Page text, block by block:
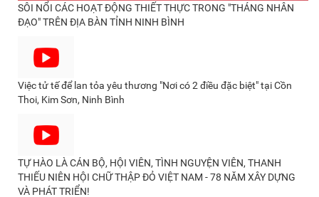
SÔI NỔI CÁC HOẠT ĐỘNG THIẾT THỰC TRONG "THÁNG NHÂN
ĐẠO" TRÊN ĐỊA BÀN TỈNH NINH BÌNH
Việc tử tế để lan tỏa yêu thương "Nơi có 2 điều đặc biệt" tại Cồn
Thoi, Kim Sơn, Ninh Bình
TỰ HÀO LÀ CÁN BỘ, HỘI VIÊN, TÌNH NGUYỆN VIÊN, THANH
THIẾU NIÊN HỘI CHỮ THẬP ĐỎ VIỆT NAM - 78 NĂM XÂY DỰNG
VÀ PHÁT TRIỂN!